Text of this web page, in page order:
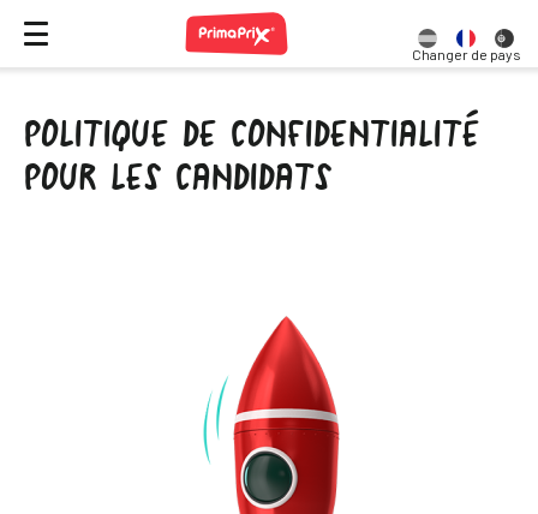
Changer de pays
POLITIQUE DE CONFIDENTIALITÉ
POUR LES CANDIDATS